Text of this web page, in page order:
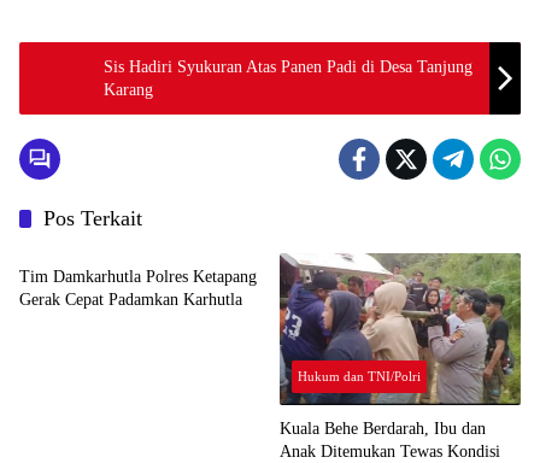
Sis Hadiri Syukuran Atas Panen Padi di Desa Tanjung
Karang
Pos Terkait
Hukum dan TNI/Polri
Tim Damkarhutla Polres Ketapang
Gerak Cepat Padamkan Karhutla
Hukum dan TNI/Polri
Kuala Behe Berdarah, Ibu dan
Anak Ditemukan Tewas Kondisi